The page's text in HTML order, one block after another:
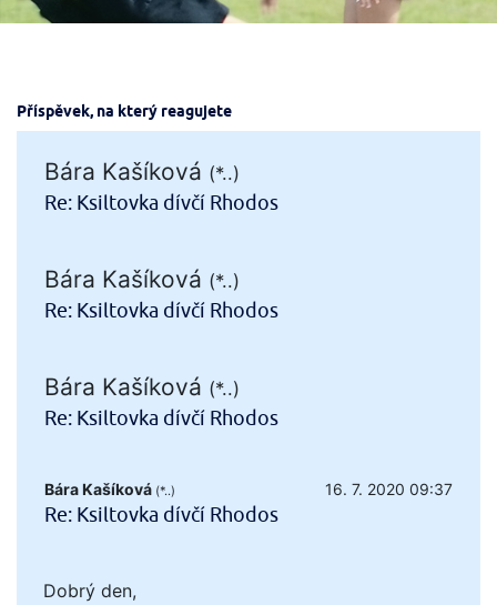
Příspěvek, na který reagujete
Bára Kašíková (*..)
Re: Ksiltovka dívčí Rhodos
Bára Kašíková (*..)
Re: Ksiltovka dívčí Rhodos
Bára Kašíková (*..)
Re: Ksiltovka dívčí Rhodos
Bára Kašíková (*..) 16. 7. 2020 09:37
Re: Ksiltovka dívčí Rhodos
Dobrý den,